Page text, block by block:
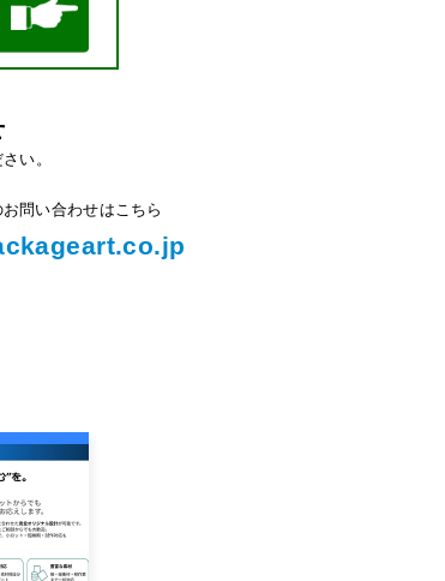
い。
お問い合わせはこちら